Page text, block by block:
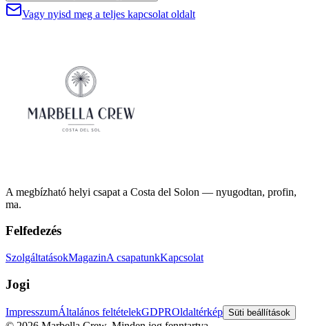
Vagy nyisd meg a teljes kapcsolat oldalt
A megbízható helyi csapat a Costa del Solon — nyugodtan, profin,
ma.
Felfedezés
SzolgáltatásokMagazinA csapatunkKapcsolat
Jogi
ImpresszumÁltalános feltételekGDPROldaltérkép Süti beállítások